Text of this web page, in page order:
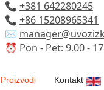
📞 +381 642280245
📞 +86 15208965341
✉️
⏰ Pon - Pet: 9.00 -
Proizvodi Kontakt